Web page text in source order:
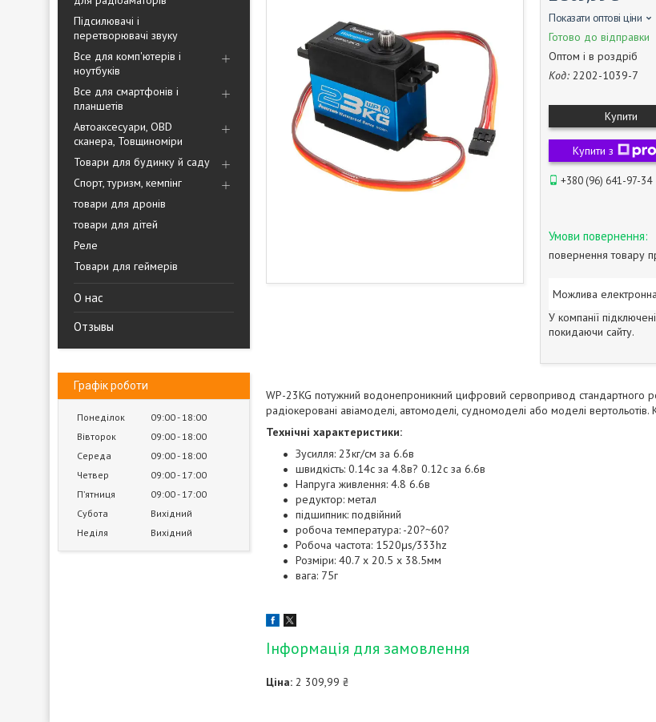
Підсилювачі і
перетворювачі звуку
Все для комп'ютерів і
ноутбуків
Все для смартфонів і
планшетів
Автоаксесуари, OBD
сканера, Товщиноміри
Товари для будинку й саду
Спорт, туризм, кемпінг
товари для дронів
товари для дітей
Реле
Товари для геймерів
О нас
Отзывы
Графік роботи
Понеділок 09:00 18:00
Вівторок
09:00 18:00
Середа
09:00 18:00
Четвер
09:00 17:00
Пʼятниця
09:00 17:00
Субота
Вихідний
Неділя
Вихідний
Показати оптові ціни
Готово до відправки
Оптом і в роздріб
Код: 2202-1039-7
Купити
Купити з
+380 (96) 641-97-34
повернення товару
У компанії
покидаючи сайту.
WP-23KG потужний водонепроникний цифровий сервопривод стандартного
радіокеровані авіамоделі, автомоделі, судномоделі або моделі
Технічні характеристики:
Зусилля: 23кг/см за 6.6в
швидкість: 0.14с за 4.8в? 0.12с за 6.6в
Напруга живлення: 4.8 6.6в
редуктор: метал
підшипник: подвійний
робоча температура: -20?~60?
Робоча частота: 1520μs/333hz
Розміри: 40.7 х 20.5 х 38.5мм
вага: 75г
Інформація для замовлення
Ціна: 2 309,99 ₴